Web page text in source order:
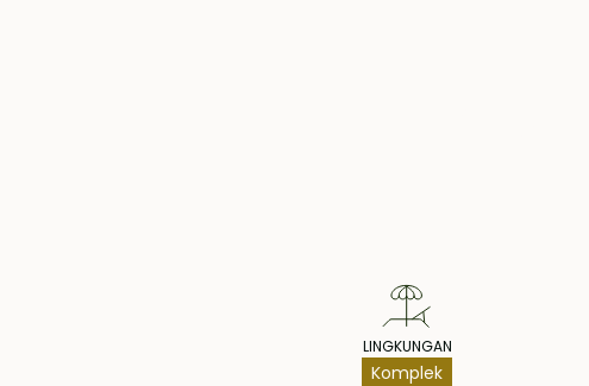
LINGKUNGAN
Komplek